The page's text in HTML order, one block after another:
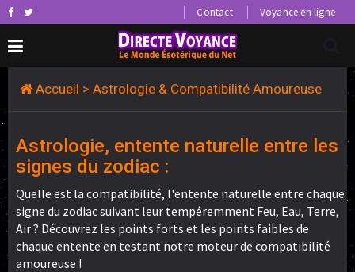
Contact Voyance en ligne
Accueil > Astrologie & Compatibilité Amoureuse
Astrologie, entente naturelle entre les
signes du zodiac :
Quelle est la compatibilité, l'entente naturelle entre chaque
signe du zodiac suivant leur tempéremment Feu, Eau, Terre,
Air ? Découvrez les points forts et les points faibles de
chaque entente en testant notre moteur de compatibilité
amoureuse !